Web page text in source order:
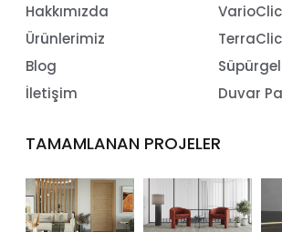
Hakkımızda
Ürünlerimiz
Blog
İletişim
VarioClic
Duvar
TAMAMLANAN PROJELER